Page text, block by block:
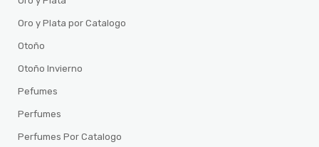
Oro y Plata por Catalogo
Otoño
Otoño Invierno
Pefumes
Perfumes
Perfumes Por Catalogo